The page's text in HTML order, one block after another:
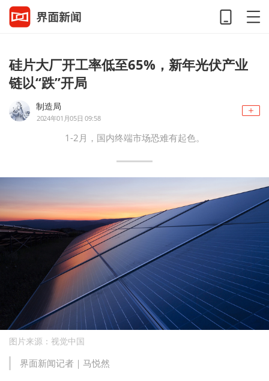
硅片大厂开工率低至65%，新年光伏产业
链以“跌”开局
制造局
2024年01月05日 09:58
1-2月，国内终端市场恐难有起色。
图片来源：视觉中国
界面新闻记者｜马悦然